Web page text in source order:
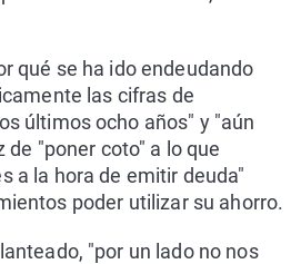
qué se ha ido endeudando
las cifras de
últimos ocho años" y "aún
de "poner coto" a lo que
a la hora de emitir deuda"
poder utilizar su ahorro.
"por un lado no nos